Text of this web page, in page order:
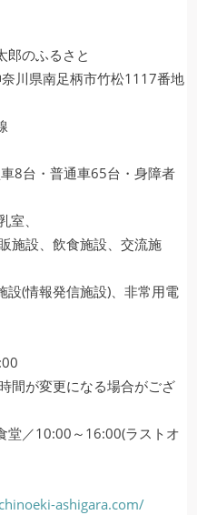
のふるさと
県南足柄市竹松1117番地
台・普通車65台・身障者
、
飲食施設、交流施
発信施設)、非常用電
更になる場合がござ
～16:00(ラストオ
ashigara.com/